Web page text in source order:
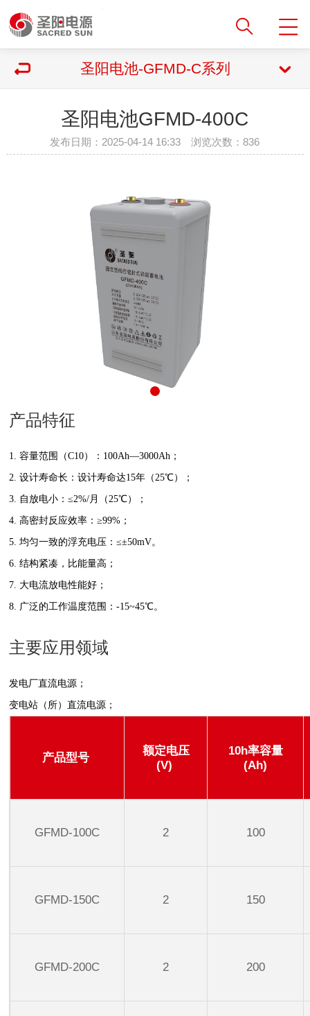
圣阳电池-GFMD-C系列
圣阳电池GFMD-400C
发布日期：2025-04-14 16:33 浏览次数：836
产品特征
1. 容量范围（C10）：100Ah—3000Ah；
2. 设计寿命长：设计寿命达15年（25℃）；
3. 自放电小：≤2%/月（25℃）；
4. 高密封反应效率：≥99%；
5. 均匀一致的浮充电压：≤±50mV。
6. 结构紧凑，比能量高；
7. 大电流放电性能好；
8. 广泛的工作温度范围：-15~45℃。
主要应用领域
发电厂直流电源；
变电站（所）直流电源；
产品型号
额定电压
(V)
10h率容量
(Ah)
GFMD-100C 2 100
GFMD-150C 2 150
GFMD-200C 2 200